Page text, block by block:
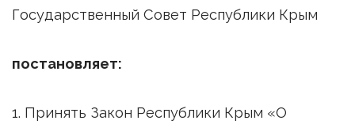
Государственный Совет Республики Крым
постановляет:
1. Принять Закон Республики Крым «О